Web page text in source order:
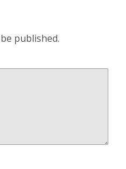
published.